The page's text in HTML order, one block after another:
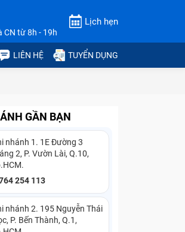
CN từ 8h - 19h
Lịch hẹn
LIÊN HỆ TUYỂN DỤNG
GẦN BẠN
nhánh 1. 1E Đường 3
2, P. Vườn Lài, Q.10,
254 113
nhánh 2. 195 Nguyễn Thái
P. Bến Thành, Q.1,